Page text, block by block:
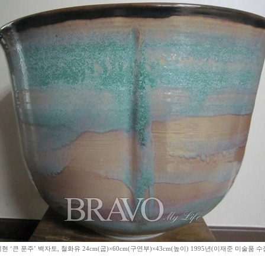
‘큰 푼주’ 백자토, 철화유 24cm(굽)×60cm(구연부)×43cm(높이) 1995년(이재준 미술품 수